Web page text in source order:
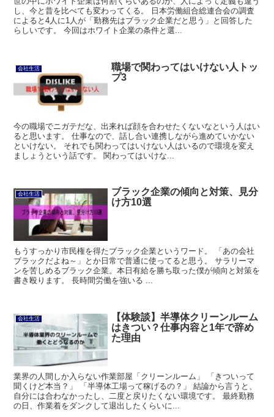
し、今と昔を比べても変わってくる。 日本労働組合総連合会の調査
によると4人に1人が「勤務先はブラック企業だと思う」と回答した
らしいです。 今回はホワイト企業の条件と選...
会社生活
職場で関わってはいけない人トッ
プ3
今の職場でニガテだな、出来れば顔を合わせたくないなという人はい
ると思います。 仕事なので、話し合い連携しながら進めていかない
といけない。 それでも関わってはいけない人はいるので環境を変え
ましょうという話です。 関わってはいけな...
会社生活
ブラック企業の傾向と対策、見分
け方10選
もうすっかり市民権を得たブラック企業というワード。 「あの会社
ブラックだよね～」とか日常で普通に使ってると思う。 サラリーマ
ンを苦しめるブラック企業。本日有給を勝ち取った僕が傾向と対策を
書き殴ります。 長時間労働を強いる ...
会社生活
【体験談】半導体クリーンルーム
はきつい？仕事内容と1年で辞め
た理由
業界の人間しか入らない作業部屋「クリーンルーム」 「きついって
聞くけど本当？」 「半導体工場って稼げるの？」 結論から言うと、
自分には合わなかったし、二度と戻りたくない環境です。 最終勤務
の日、作業着をダンクして退出したくらいに...